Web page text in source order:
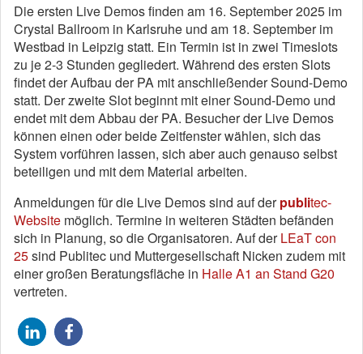
Die ersten Live Demos finden am 16. September 2025 im
Crystal Ballroom in Karlsruhe und am 18. September im
Westbad in Leipzig statt. Ein Termin ist in zwei Timeslots
zu je 2-3 Stunden gegliedert. Während des ersten Slots
findet der Aufbau der PA mit anschließender Sound-Demo
statt. Der zweite Slot beginnt mit einer Sound-Demo und
endet mit dem Abbau der PA. Besucher der Live Demos
können einen oder beide Zeitfenster wählen, sich das
System vorführen lassen, sich aber auch genauso selbst
beteiligen und mit dem Material arbeiten.
Anmeldungen für die Live Demos sind auf derpublitec-
Website möglich. Termine in weiteren Städten befänden
sich in Planung, so die Organisatoren. Auf derLEaT con
25sind Publitec und Muttergesellschaft Nicken zudem mit
einer großen Beratungsfläche in Halle A1 an Stand G20
vertreten.